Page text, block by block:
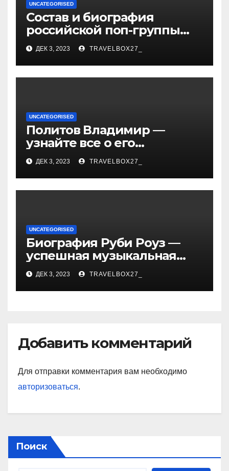
UNCATEGORISED
Состав и биография
российской поп-группы
«Иванушки интернешнл»
— история успеха, музыка
и судьбы участников
ДЕК 3, 2023 TRAVELBOX27_
UNCATEGORISED
Политов Владимир —
узнайте все о его
биографии, возрасте и
впечатляющих
достижениях!
ДЕК 3, 2023 TRAVELBOX27_
UNCATEGORISED
Биография Руби Роуз —
успешная музыкальная
карьера, личная жизнь и
знаковые достижения
ДЕК 3, 2023 TRAVELBOX27_
Добавить комментарий
Для отправки комментария вам необходимо
авторизоваться.
Поиск